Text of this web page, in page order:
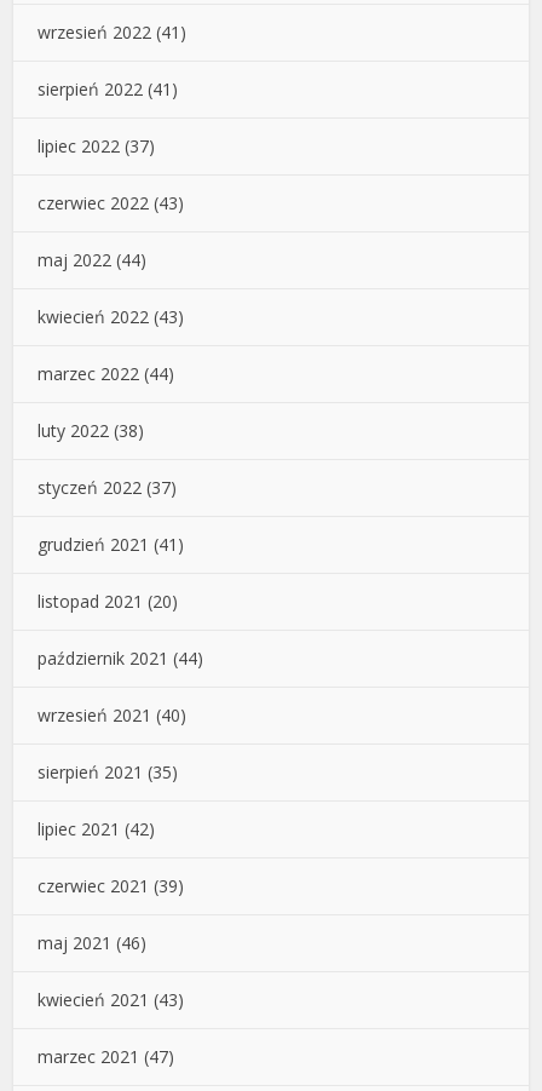
wrzesień 2022 (41)
sierpień 2022 (41)
lipiec 2022 (37)
czerwiec 2022 (43)
maj 2022 (44)
kwiecień 2022 (43)
marzec 2022 (44)
luty 2022 (38)
styczeń 2022 (37)
grudzień 2021 (41)
listopad 2021 (20)
październik 2021 (44)
wrzesień 2021 (40)
sierpień 2021 (35)
lipiec 2021 (42)
czerwiec 2021 (39)
maj 2021 (46)
kwiecień 2021 (43)
marzec 2021 (47)